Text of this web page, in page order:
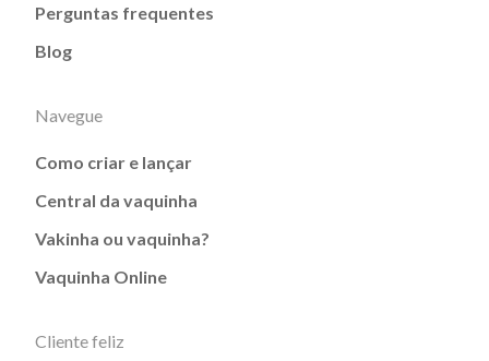
Perguntas frequentes
Blog
Navegue
Como criar e lançar
Central da vaquinha
Vakinha ou vaquinha?
Vaquinha Online
Cliente feliz